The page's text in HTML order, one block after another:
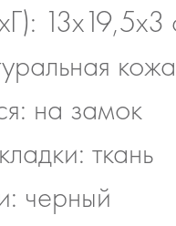
13х19,5х3
кожа
на замок
ткань
черный